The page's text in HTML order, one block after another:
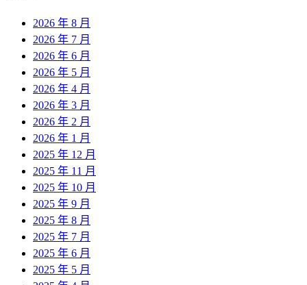
2026 年 8 月
2026 年 7 月
2026 年 6 月
2026 年 5 月
2026 年 4 月
2026 年 3 月
2026 年 2 月
2026 年 1 月
2025 年 12 月
2025 年 11 月
2025 年 10 月
2025 年 9 月
2025 年 8 月
2025 年 7 月
2025 年 6 月
2025 年 5 月